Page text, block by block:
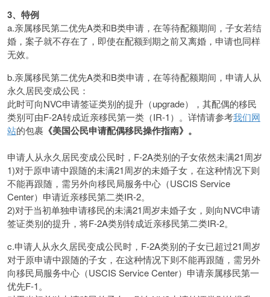
3、特例
a.亲属移民第二优先A类和B类申请，在等待配额期间，子女若结
婚，案子就不存在了，即使在配额到期之前又离婚，申请也同样
无效。
b.亲属移民第二优先A类和B类申请，在等待配额期间，申请人从
永久居民变成公民：
此时可向NVC申请签证类别的提升（upgrade），其配偶的移民
类别可由F-2A转成近亲移民第一类（IR-1）。详情请参考我们网
站的包裹 《美国公民申请配偶移民操作指南》。
申请人从永久居民变成公民时，F-2A类别的子女依然未满21周岁
1)对于原申请中跟随的未满21周岁的未婚子女，在这种情况下则
不能再跟随，需另外向移民局服务中心（USCIS Service
Center）申请近亲移民第二类IR-2。
2)对于当初单独申请移民的未满21周岁未婚子女，则向NVC申请
签证类别的提升，将F-2A类别转成近亲移民第二类IR-2。
c.申请人从永久居民变成公民时，F-2A类别的子女已超过21周岁
对于原申请中跟随的子女，在这种情况下则不能再跟随，需另外
向移民局服务中心（USCIS Service Center）申请亲属移民第一
优先F-1。